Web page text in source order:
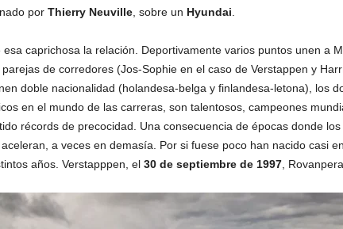
por Thierry Neuville, sobre un Hyundai
esa caprichosa la relación. Deportivamente varios puntos unen a
de corredores (Jos-Sophie en el caso de Verstappen y
doble nacionalidad (holandesa-belga y finlandesa-letona), los
en el mundo de las carreras, son talentosos, campeones
récords de precocidad. Una consecuencia de épocas donde
a veces en demasía. Por si fuese poco han nacido casi
años. Verstapppen, el 30 de septiembre de 1997,